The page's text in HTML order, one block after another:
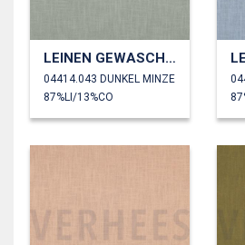
LEINEN GEWASCHEN 230 GM2
04414.043 DUNKEL MINZE
87%LI/13%CO